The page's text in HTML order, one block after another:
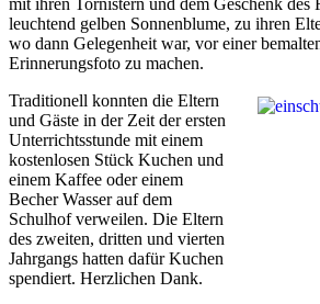
leuchtend gelben Sonnenblume, zu ihren
wo dann Gelegenheit war, vor einer
Erinnerungsfoto zu machen.
Traditionell konnten die Eltern
und Gäste in der Zeit der ersten
Unterrichtsstunde mit einem
kostenlosen Stück Kuchen und
einem Kaffee oder einem
Becher Wasser auf dem
Schulhof verweilen. Die Eltern
des zweiten, dritten und vierten
Jahrgangs hatten dafür Kuchen
spendiert. Herzlichen Dank.